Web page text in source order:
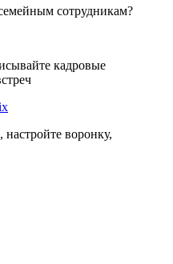
сотрудникам?
кадровые
воронку,